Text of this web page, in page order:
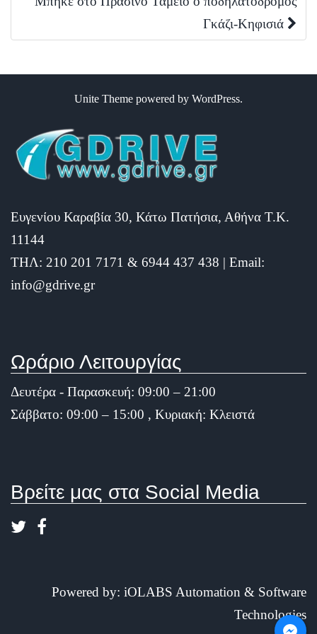
Γκάζι-Κηφισιά
Unite Theme powered by WordPress.
Ευγενίου Καραβία 30, Κάτω Πατήσια, Αθήνα Τ.Κ.
11144
ΤΗΛ: 210 201 7171 & 6944 437 438 | Email:
info@gdrive.gr
Ωράριο Λειτουργίας
Δευτέρα - Παρασκευή: 09:00 – 21:00
Σάββατο: 09:00 – 15:00 , Κυριακή: Κλειστά
Βρείτε μας στα Social Media
Powered by: iOLABS Automation & Software
Technologies